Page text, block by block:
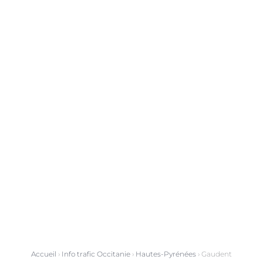
Accueil › Info trafic Occitanie › Hautes-Pyrénées › Gaudent